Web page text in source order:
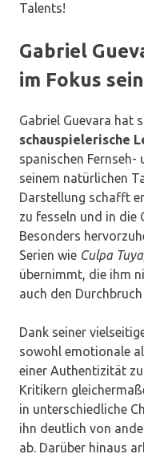
Talents!
Gabriel
im Fokus
Gabriel Guevara hat
schauspielerische
spanischen
seinem natürlichen
Darstellung schafft
zu fesseln und in die
Besonders
Serien wie Culpa Tuya
übernimmt, die ihm
auch den
Dank seiner
sowohl emotionale
einer Authentizität zu
Kritikern
in unterschiedliche
ihn deutlich von
ab. Darüber hinaus